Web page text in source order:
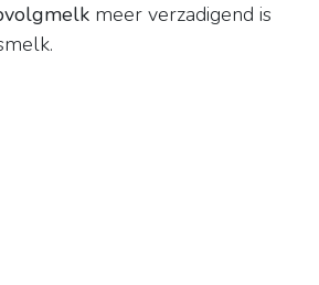
meer verzadigend is